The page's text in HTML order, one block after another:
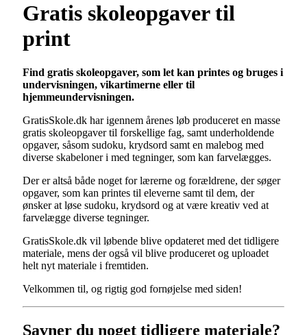
Gratis skoleopgaver til
print
Find gratis skoleopgaver, som let kan printes og bruges i
undervisningen, vikartimerne eller til
hjemmeundervisningen.
GratisSkole.dk har igennem årenes løb produceret en masse
gratis skoleopgaver til forskellige fag, samt underholdende
opgaver, såsom sudoku, krydsord samt en malebog med
diverse skabeloner i med tegninger, som kan farvelægges.
Der er altså både noget for lærerne og forældrene, der søger
opgaver, som kan printes til eleverne samt til dem, der
ønsker at løse sudoku, krydsord og at være kreativ ved at
farvelægge diverse tegninger.
GratisSkole.dk vil løbende blive opdateret med det tidligere
materiale, mens der også vil blive produceret og uploadet
helt nyt materiale i fremtiden.
Velkommen til, og rigtig god fornøjelse med siden!
Savner du noget tidligere materiale?